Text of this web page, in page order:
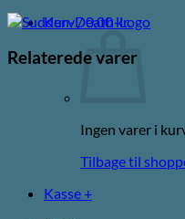
Kurv /0,00kr.
Ingen varer i
Tilbage til
Kasse +
Relaterede varer